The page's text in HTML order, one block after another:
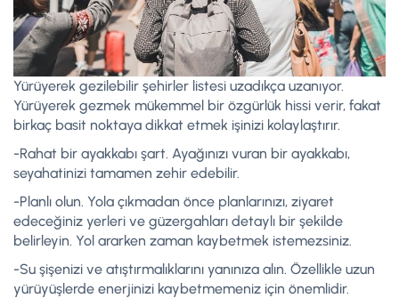
Yürüyerek gezilebilir şehirler listesi uzadıkça uzanıyor.
Yürüyerek gezmek mükemmel bir özgürlük hissi verir, fakat
birkaç basit noktaya dikkat etmek işinizi kolaylaştırır.
-Rahat bir ayakkabı şart. Ayağınızı vuran bir ayakkabı,
seyahatinizi tamamen zehir edebilir.
-Planlı olun. Yola çıkmadan önce planlarınızı, ziyaret
edeceğiniz yerleri ve güzergahları detaylı bir şekilde
belirleyin. Yol ararken zaman kaybetmek istemezsiniz.
-Su şişenizi ve atıştırmalıklarını yanınıza alın. Özellikle uzun
yürüyüşlerde enerjinizi kaybetmemeniz için önemlidir.